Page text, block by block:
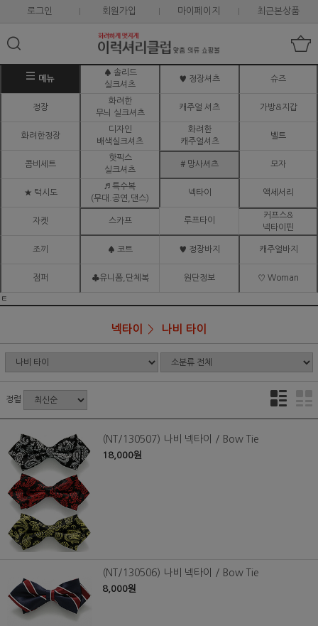
로그인 회원가입 마이페이지 최근본상품
메뉴
♠ 솔리드
실크셔츠
♥ 정장셔츠 슈즈
정장
화려한
무늬 실크셔츠
캐주얼 셔츠 가방&지갑
화려한정장
디자인
배색실크셔츠
화려한
캐주얼셔츠
벨트
콤비세트
핫픽스
실크셔츠
# 망사셔츠 모자
★ 턱시도
♬ 특수복
(무대.공연,댄스)
넥타이 액세서리
자켓 스카프 루프타이
커프스&
넥타이핀
조끼 ♠ 코트 ♥ 정장바지 캐주얼바지
점퍼 ♣유니폼,단체복 원단정보 ♡ Woman
ㅌ
넥타이 나비 타이
정렬
(NT/130507) 나비 넥타이 / Bow Tie
18,000원
(NT/130506) 나비 넥타이 / Bow Tie
8,000원